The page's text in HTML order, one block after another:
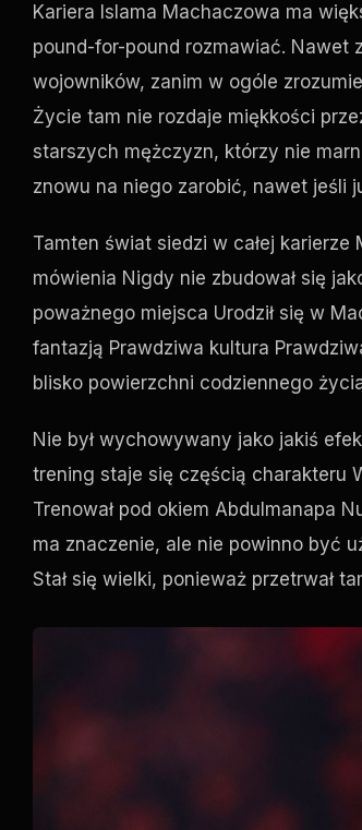
Kariera Islama Machaczowa ma
pound-for-pound rozmawiać. Nawet z
wojowników, zanim w ogóle
Życie tam nie rozdaje miękkości
starszych mężczyzn, którzy nie
znowu na niego zarobić, nawet jeśli
Tamten świat siedzi w całej
mówienia Nigdy nie zbudował się
poważnego miejsca Urodził się w
fantazją Prawdziwa kultura
blisko powierzchni codziennego
Nie był wychowywany jako jakiś
trening staje się częścią charakteru
Trenował pod okiem Abdulmanapa
ma znaczenie, ale nie powinno być
Stał się wielki, ponieważ przetrwał